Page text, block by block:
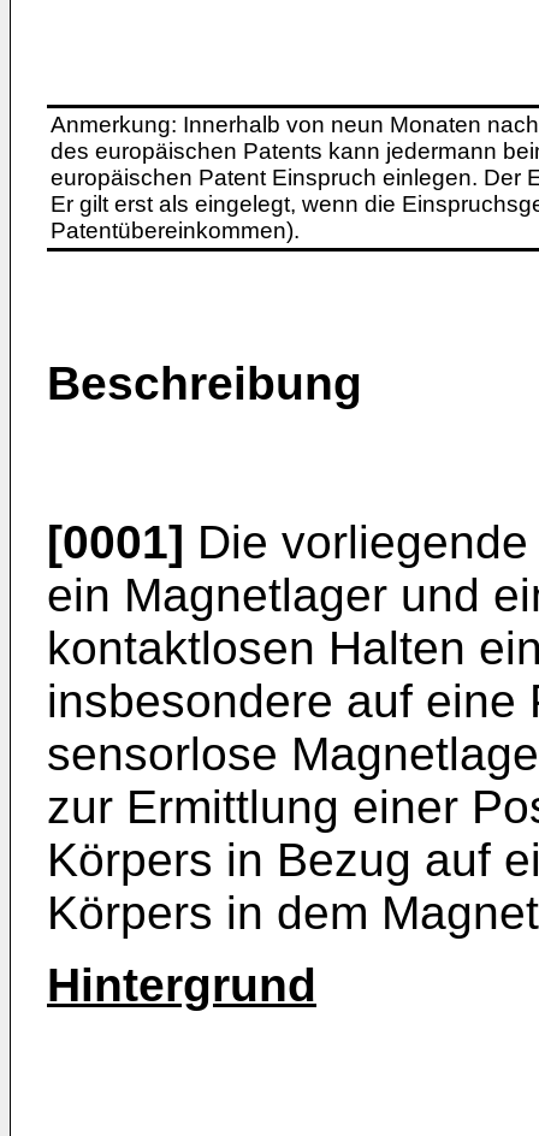
Anmerkung: Innerhalb von neun Monaten
des europäischen Patents kann jedermann
europäischen Patent Einspruch einlegen. Der
Er gilt erst als eingelegt, wenn die
Patentübereinkommen).
Beschreibung
[0001] Die
ein Magnetlager und
kontaktlosen Halten
insbesondere auf eine
sensorlose
zur Ermittlung einer
Körpers in Bezug auf
Körpers in dem
Hintergrund